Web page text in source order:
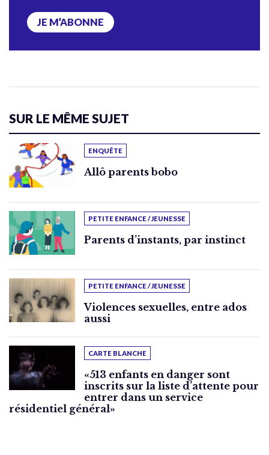
JE M’ABONNE
SUR LE MÊME SUJET
ENQUÊTE
Allô parents bobo
PETITE ENFANCE / JEUNESSE
Parents d’instants, par instinct
PETITE ENFANCE / JEUNESSE
Violences sexuelles, entre ados
aussi
CARTE BLANCHE
«513 enfants en danger sont
inscrits sur la liste d’attente pour
entrer dans un service
résidentiel général»